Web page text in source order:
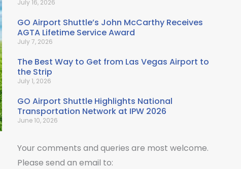
July 16, 2026
GO Airport Shuttle’s John McCarthy Receives
AGTA Lifetime Service Award
July 7, 2026
The Best Way to Get from Las Vegas Airport to
the Strip
July 1, 2026
GO Airport Shuttle Highlights National
Transportation Network at IPW 2026
June 10, 2026
Your comments and queries are most welcome.
Please send an email to: